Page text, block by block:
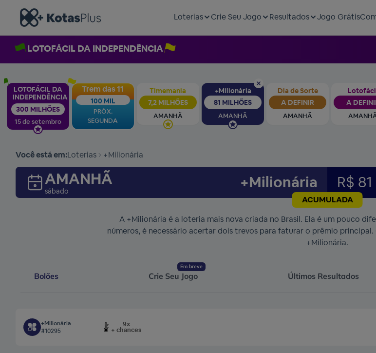
Loterias Crie Seu Jogo Resultados Jogo Grátis
LOTOFÁCIL DA INDEPENDÊNCIA
LOTOFÁCIL DA
INDEPENDÊNCIA
300 MILHÕES
15 de setembro
Trem das 11
100 MIL
PRÓX.
SEGUNDA
Timemania
7,2 MILHÕES
AMANHÃ
+Milionária
81 MILHÕES
AMANHÃ
Dia de Sorte
A DEFINIR
AMANHÃ
A
Você está em:Loterias +Milionária
AMANHÃ
sábado +Milionária R$
ACUMULADA
A +Milionária é a loteria mais nova criada no Brasil. Ela é um pouco
números, é necessário acertar dois trevos para faturar o prêmio
+Milionária.
Bolões
Em breve
Crie Seu Jogo Últimos Resultados
+Milionária
#10295
9x
+ chances